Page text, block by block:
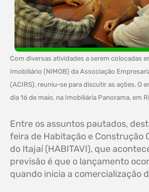
Com diversas atividades a serem colocadas
Imobiliário (NIMOB) da Associação
(ACIRS), reuniu-se para discutir as ações. O
dia 16 de maio, na Imobiliária Panorama, em
Entre os assuntos pautados,
feira de Habitação e Construção
do Itajaí (HABITAVI), que
previsão é que o lançamento
quando inicia a comercialização